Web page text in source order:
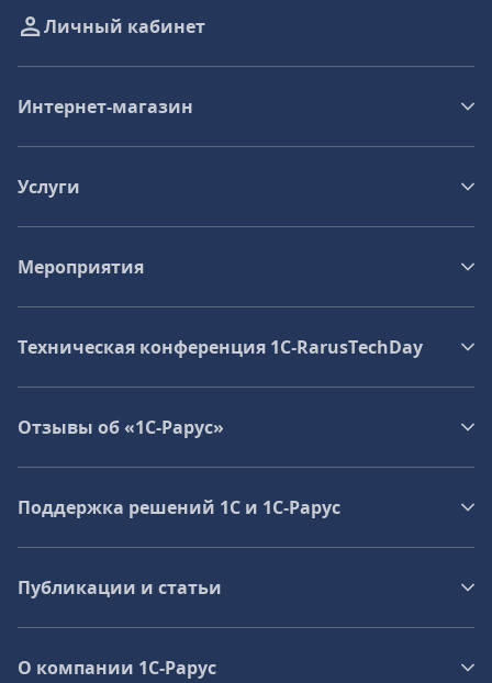
Личный кабинет
Интернет-магазин
Услуги
Мероприятия
Техническая конференция 1C‑RarusTechDay
Отзывы об «1С-Рарус»
Поддержка решений 1С и 1С‑Рарус
Публикации и статьи
О компании 1C-Рарус